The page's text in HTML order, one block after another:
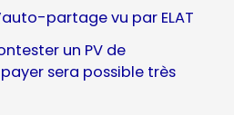
partage vu par ELAT
un PV de
sera possible très